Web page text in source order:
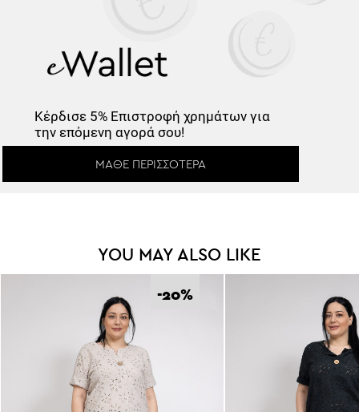
Κέρδισε 5% Επιστροφήχρημάτων για
την επόμενη αγορά σου!
ΜΆΘΕ ΠΕΡΙΣΣΌΤΕΡΑ
YOU MAY ALSO LIKE
-20%
Κέρδισε -10%
Κάνε εγγραφή στο Newsletter και
ξεκλείδωσε τον εκπτωτικό κωδικό!
Έχω διαβάσει και αποδέχομαι τουςΌρους Χρήσης.*